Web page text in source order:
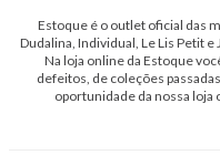
Estoque é o outlet oficial das
Dudalina, Individual, Le Lis Petit e
Na loja online da Estoque
defeitos, de coleções
oportunidade da nossa loja